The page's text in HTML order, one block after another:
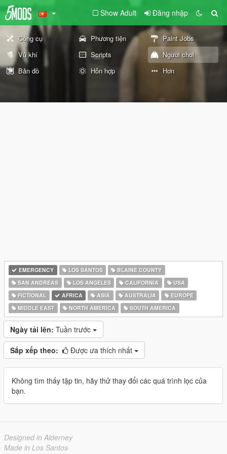
Show Adult Đăng nhập
Công cụ Phương tiện
Paint Jobs
Vũ khí
Scripts
Người chơi
Bản đồ
Hỗn hợp Hơn
EMERGENCY LOS SANTOS
BLAINE COUNTY
SAN ANDREAS
LOS ANGELES CALIFORNIA
USA
FICTIONAL
AFRICA ASIA AUSTRALIA
EUROPE
MIDDLE EAST
NORTH AMERICA SOUTH AMERICA
Ngày tải lên: Tuần trước
Sắp xếp theo: Được ưa thích nhất
Không tìm thấy tập tin, hãy thử thay đổi các quá trình lọc của
bạn.
Designed in Alderney
Made in Los Santos